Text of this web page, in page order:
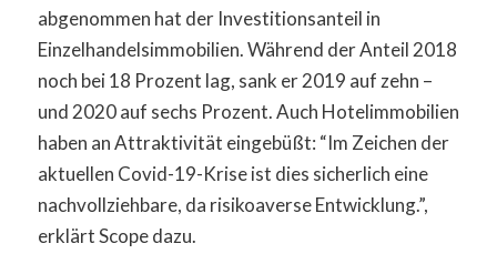
abgenommen hat der Investitionsanteil in
Einzelhandelsimmobilien. Während der Anteil 2018
noch bei 18 Prozent lag, sank er 2019 auf zehn –
und 2020 auf sechs Prozent. Auch Hotelimmobilien
haben an Attraktivität eingebüßt: “Im Zeichen der
aktuellen Covid-19-Krise ist dies sicherlich eine
nachvollziehbare, da risikoaverse Entwicklung.”,
erklärt Scope dazu.